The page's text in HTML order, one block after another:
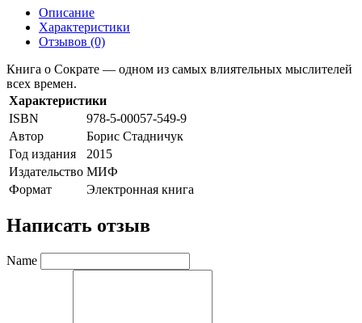
Описание
Характеристики
Отзывов (0)
Книга о Сократе — одном из самых влиятельных мыслителей
всех времен.
Характеристики
ISBN
978-5-00057-549-9
Автор
Борис Стадничук
Год издания
2015
Издательство МИФ
Формат
Электронная книга
Написать отзыв
Name